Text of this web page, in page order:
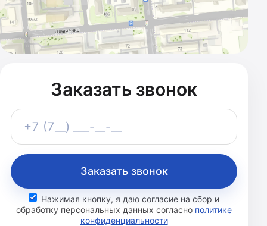
Заказать звонок
+7 (7__) ___-__-__
Заказать звонок
Нажимая кнопку, я даю согласие на сбор и
обработку персональных данных согласно политике
конфиденциальности